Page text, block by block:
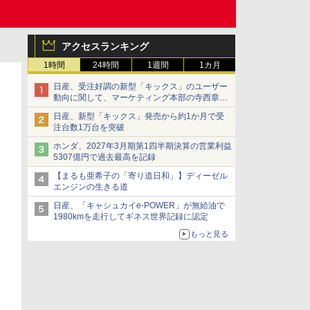
アクセスランキング
1時間 24時間 1週間 1カ月
日産、受注好調の新型「キックス」のユーザー
動向に関して、マーケティング本部の寺西章氏
が解説
日産、新型「キックス」発売から約1か月で受
注台数1万台を突破
ホンダ、2027年3月期第1四半期決算の営業利益
5307億円で過去最高を記録
【まるも亜希子の「寄り道日和」】ディーゼル
エンジンの生きる道
日産、「キャシュカイe-POWER」が無給油で
1980kmを走行してギネス世界記録に認定
もっと見る